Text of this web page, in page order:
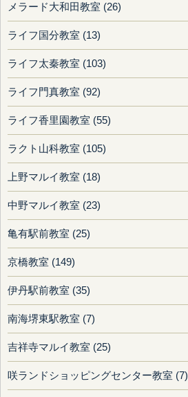
メラード大和田教室 (26)
ライフ国分教室 (13)
ライフ太秦教室 (103)
ライフ門真教室 (92)
ライフ香里園教室 (55)
ラクト山科教室 (105)
上野マルイ教室 (18)
中野マルイ教室 (23)
亀有駅前教室 (25)
京橋教室 (149)
伊丹駅前教室 (35)
南海堺東駅教室 (7)
吉祥寺マルイ教室 (25)
咲ランドショッピングセンター教室 (7)